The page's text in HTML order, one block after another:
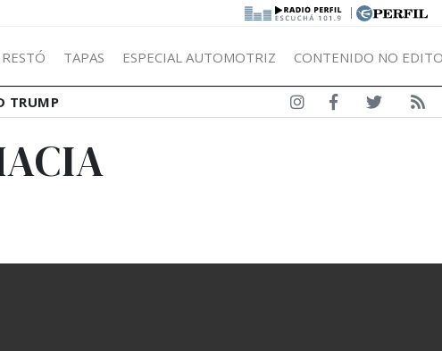
|
RESTÓ TAPAS ESPECIAL AUTOMOTRIZ CONTENIDO NO
TRUMP